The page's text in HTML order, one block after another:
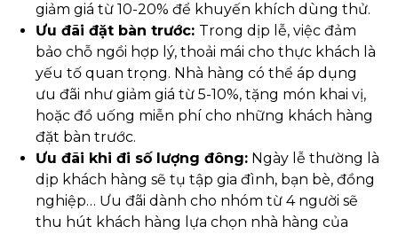
giảm giá từ 10-20% để khuyến khích dùng thử.
Ưu đãi đặt bàn trước: Trong dịp lễ, việc đảm
bảo chỗ ngồi hợp lý, thoải mái cho thực khách là
yếu tố quan trọng. Nhà hàng có thể áp dụng
ưu đãi như giảm giá từ 5-10%, tặng món khai vị,
hoặc đồ uống miễn phí cho những khách hàng
đặt bàn trước.
Ưu đãi khi đi số lượng đông: Ngày lễ thường là
dịp khách hàng sẽ tụ tập gia đình, bạn bè, đồng
nghiệp… Ưu đãi dành cho nhóm từ 4 người sẽ
thu hút khách hàng lựa chọn nhà hàng của